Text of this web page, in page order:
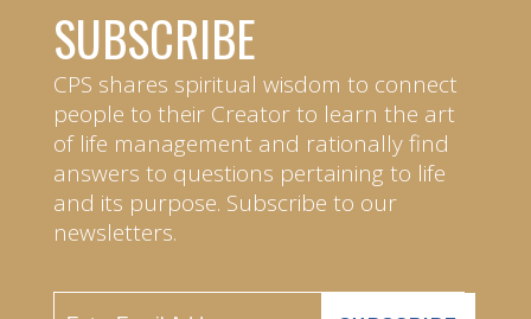
SUBSCRIBE
CPS shares spiritual wisdom to connect
people to their Creator to learn the art
of life management and rationally find
answers to questions pertaining to life
and its purpose. Subscribe to our
newsletters.